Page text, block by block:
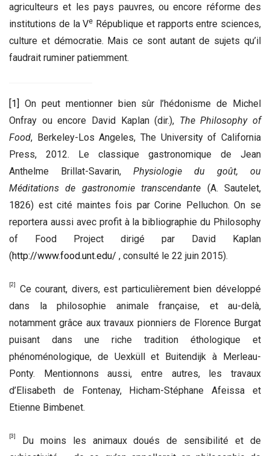
agriculteurs et les pays pauvres, ou encore réforme des
institutions de la Ve République et rapports entre sciences,
culture et démocratie. Mais ce sont autant de sujets qu’il
faudrait ruminer patiemment.
[1] On peut mentionner bien sûr l’hédonisme de Michel
Onfray ou encore David Kaplan (dir.), The Philosophy of
Food, Berkeley-Los Angeles, The University of California
Press, 2012. Le classique gastronomique de Jean
Anthelme Brillat-Savarin, Physiologie du goût, ou
Méditations de gastronomie transcendante (A. Sautelet,
1826) est cité maintes fois par Corine Pelluchon. On se
reportera aussi avec profit à la bibliographie du Philosophy
of Food Project dirigé par David Kaplan
(http://www.food.unt.edu/ , consulté le 22 juin 2015).
[2]
Ce courant, divers, est particulièrement bien développé
dans la philosophie animale française, et au-delà,
notamment grâce aux travaux pionniers de Florence Burgat
puisant dans une riche tradition éthologique et
phénoménologique, de Uexküll et Buitendijk à Merleau-
Ponty. Mentionnons aussi, entre autres, les travaux
d’Elisabeth de Fontenay, Hicham-Stéphane Afeissa et
Etienne Bimbenet.
[3]
Du moins les animaux doués de sensibilité et de